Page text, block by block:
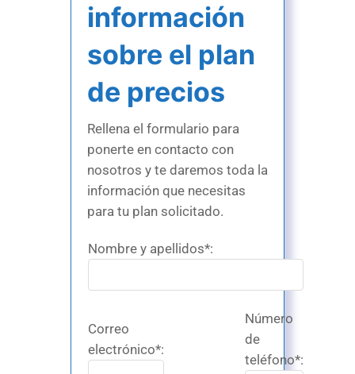
información
sobre el plan
de precios
Rellena el formulario para
ponerte en contacto con
nosotros y te daremos toda la
información que necesitas
para tu plan solicitado.
Nombre y apellidos*:
Correo
electrónico*:
Número
de
teléfono*: